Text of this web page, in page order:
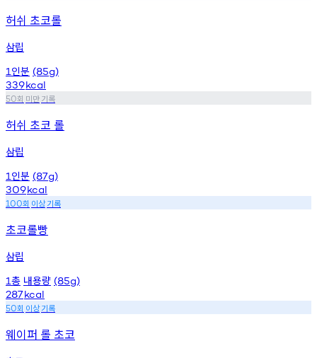
허쉬 초코롤
삼립
1 인분 (85g)
339kcal
50회 미만기록
허쉬 초코 롤
삼립
1 인분 (87g)
309kcal
100회 이상기록
초코롤빵
삼립
1총 내용량 (85g)
287kcal
50회 이상기록
웨이퍼 롤 초코